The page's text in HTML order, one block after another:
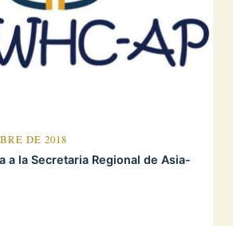
DE 2018
a la Secretaria Regional de Asia-